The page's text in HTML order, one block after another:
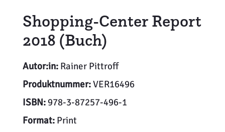
Shopping-Center Report
2018 (Buch)
Autor:in:Rainer Pittroff
Produktnummer:VER16496
ISBN:978-3-87257-496-1
Format:Print
Payment
Personal
Public Relations